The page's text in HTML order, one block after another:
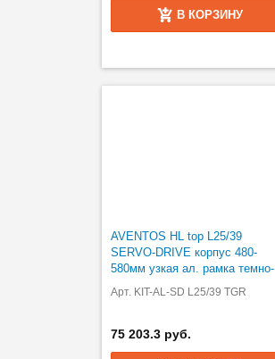
В КОРЗИНУ
AVENTOS HL top L25/39
SERVO-DRIVE корпус 480-
580мм узкая ал. рамка темно-
серый
Арт. KIT-AL-SD L25/39 TGR
75 203.3 руб.